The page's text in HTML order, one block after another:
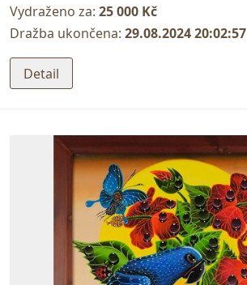
Vydraženo za: 25 000 Kč
Dražba ukončena: 29.08.2024 20:02:57
Detail